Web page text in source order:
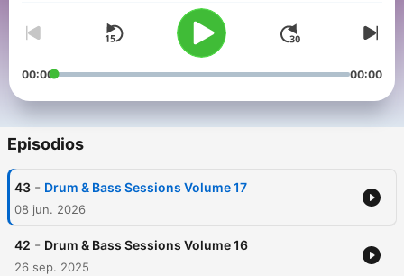
00:00 00:00
Episodios
43 - Drum & Bass Sessions Volume 17
08 jun. 2026
42 - Drum & Bass Sessions Volume 16
26 sep. 2025